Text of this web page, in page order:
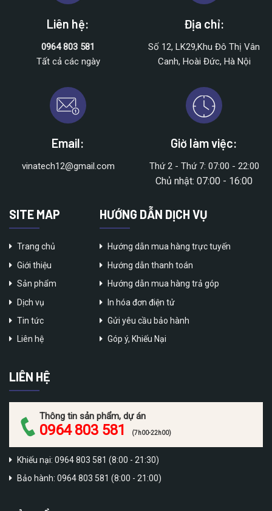
Liên hệ:
0964 803 581
Tất cả các ngày
Địa chỉ:
Số 12, LK29,Khu Đô Thị Vân
Canh, Hoài Đức, Hà Nội
Email:
vinatech12@gmail.com
Giờ làm việc:
Thứ 2 - Thứ 7: 07:00 - 22:00
Chủ nhật: 07:00 - 16:00
SITE MAP
Trang chủ
Giới thiệu
Sản phẩm
Dịch vụ
Tin tức
Liên hệ
HƯỚNG DẪN DỊCH VỤ
Hướng dẫn mua hàng trực tuyến
Hướng dẫn thanh toán
Hướng dẫn mua hàng trả góp
In hóa đơn điện tử
Gửi yêu cầu bảo hành
Góp ý, Khiếu Nại
LIÊN HỆ
Thông tin sản phẩm, dự án
0964 803 581 (7h00-22h00)
Khiếu nại: 0964 803 581 (8:00 - 21:30)
Bảo hành: 0964 803 581 (8:00 - 21:00)